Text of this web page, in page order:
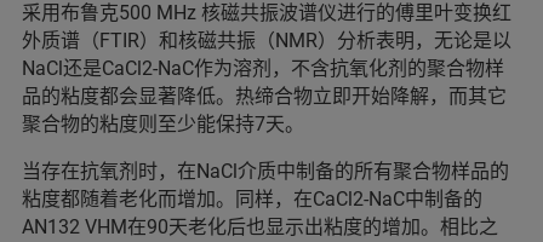
采用布鲁克500 MHz 核磁共振波谱仪进行的傅里叶变换红
外质谱（FTIR）和核磁共振（NMR）分析表明，无论是以
NaCl还是CaCl2-NaC作为溶剂，不含抗氧化剂的聚合物样
品的粘度都会显著降低。热缔合物立即开始降解，而其它
聚合物的粘度则至少能保持7天。
当存在抗氧剂时，在NaCl介质中制备的所有聚合物样品的
粘度都随着老化而增加。同样，在CaCl2-NaC中制备的
AN132 VHM在90天老化后也显示出粘度的增加。相比之